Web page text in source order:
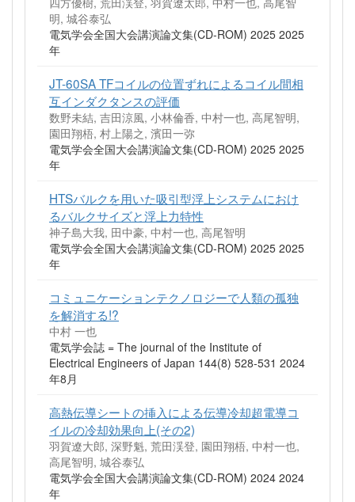
明, 城谷泰弘
電気学会全国大会講演論文集(CD-ROM) 2025 2025
年
JT-60SA TFコイルの位置ずれによるコイル間相
互インダクタンスの評価
数野未結, 吉田涼風, 小林倫香, 中村一也, 高尾智明,
園田翔梧, 村上陽之, 濱田一弥
電気学会全国大会講演論文集(CD-ROM) 2025 2025
年
HTSバルクを用いた吸引型浮上システムにおけ
るバルクサイズと浮上力特性
神子島大我, 田中豪, 中村一也, 高尾智明
電気学会全国大会講演論文集(CD-ROM) 2025 2025
年
コミュニケーションテクノロジーで人類の孤独
を解消する!?
中村 一也
電気学会誌 = The journal of the Institute of
Electrical Engineers of Japan 144(8) 528-531 2024
年8月
高熱伝導シートの挿入による伝導冷却超電導コ
イルの冷却効果向上(その2)
羽賀遼大郎, 深野魁, 荒田渓登, 園田翔梧, 中村一也,
高尾智明, 城谷泰弘
電気学会全国大会講演論文集(CD-ROM) 2024 2024
年